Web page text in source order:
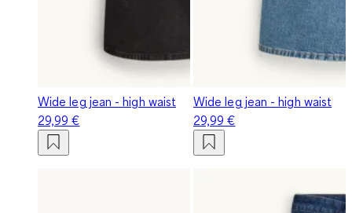
Wide leg jean - high waist
29,99 €
Wide leg jean - high waist
29,99 €